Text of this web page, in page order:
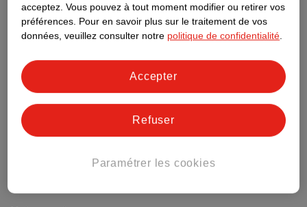
Informations figurant sur l'étiquette
Nature Impact Score
Ce produit n’a (pas encore) de "Nature
Impact Score".
Plus d’informations
Informations sur la commande et la livraison
acceptez. Vous pouvez à tout moment modifier ou retirer vos
préférences. Pour en savoir plus sur le traitement de vos
données, veuillez consulter notre politique de confidentialité.
Paramétrer les cookies
Refuser
Accepter